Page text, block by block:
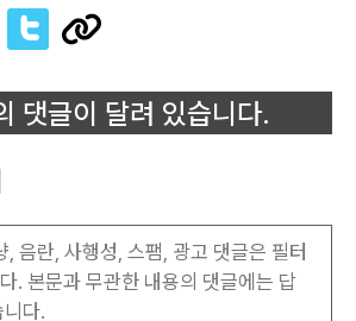
댓글이 달려 있습니다.